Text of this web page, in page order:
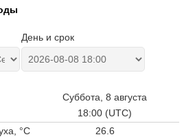
День и срок
Суббота, 8 августа
18:00 (UTC)
°C
26.6